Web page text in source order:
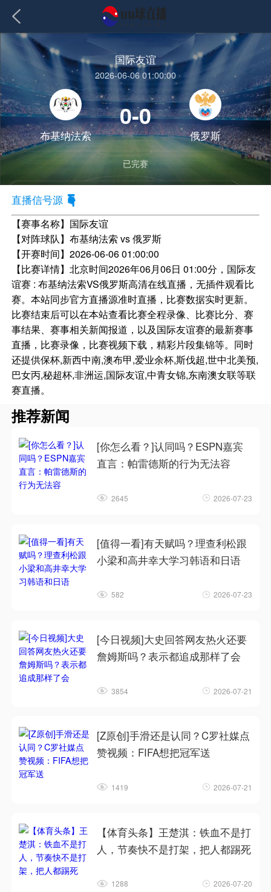
国际友谊
2026-06-06 01:00:00
布基纳法索
0-0
俄罗斯
已完赛
直播信号源
【赛事名称】 国际友谊
【对阵球队】布基纳法索 vs 俄罗斯
【开赛时间】2026-06-06 01:00:00
【比赛详情】北京时间2026年06月06日 01:00分，国际友
谊赛 : 布基纳法索VS俄罗斯高清在线直播，无插件观看比
赛。本站同步官方直播源准时直播，比赛数据实时更新。
比赛结束后可以在本站查看比赛全程录像、比赛比分、赛
事结果、赛事相关新闻报道，以及国际友谊赛的最新赛事
直播，比赛录像，比赛视频下载，精彩片段集锦等。同时
还提供保杯,新西中南,澳布甲,爱业余杯,斯伐超,世中北美预,
巴女丙,秘超杯,非洲运,国际友谊,中青女锦,东南澳女联等联
赛直播。
推荐新闻
[你怎么看？]认同吗？ESPN嘉宾
直言：帕雷德斯的行为无法容
2645 2026-07-23
[值得一看]有天赋吗？理查利松跟
小梁和高井幸大学习韩语和日语
582 2026-07-23
[今日视频]大史回答网友热火还要
詹姆斯吗？表示都追成那样了会
3854 2026-07-21
[Z原创]手滑还是认同？C罗社媒点
赞视频：FIFA想把冠军送
1419 2026-07-21
【体育头条】王楚淇：铁血不是打
人，节奏快不是打架，把人都踢死
1288 2026-07-20